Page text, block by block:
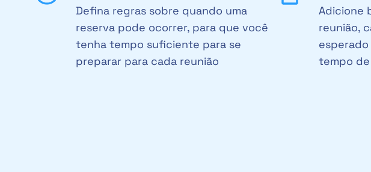
Defina regras sobre quando uma
reserva pode ocorrer, para que você
tenha tempo suficiente para se
preparar para cada reunião
Adicione
reunião,
tempo